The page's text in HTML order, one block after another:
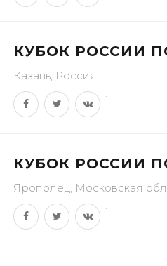
КУБОК РОССИИ
Казань, Россия
КУБОК РОССИИ
Ярополец, Московская